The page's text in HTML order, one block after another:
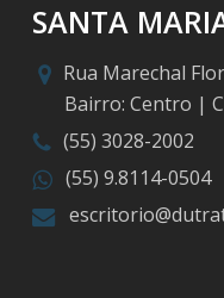
SANTA
Rua Marechal
Bairro: Centro |
(55) 3028-2002
(55) 9.8114-0504